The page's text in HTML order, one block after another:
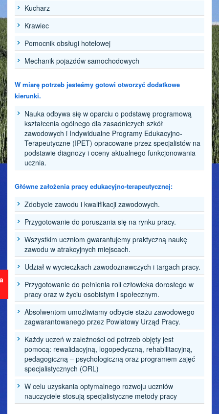
Kucharz
Krawiec
Pomocnik obsługi hotelowej
Mechanik pojazdów samochodowych
W miarę potrzeb jesteśmy gotowi otworzyć dodatkowe
kierunki.
Nauka odbywa się w oparciu o podstawę programową
kształcenia ogólnego dla zasadniczych szkół
zawodowych i Indywidualne Programy Edukacyjno-
Terapeutyczne (IPET) opracowane przez specjalistów na
podstawie diagnozy i oceny aktualnego funkcjonowania
ucznia.
Główne założenia pracy edukacyjno-terapeutycznej:
Zdobycie zawodu i kwalifikacji zawodowych.
Przygotowanie do poruszania się na rynku pracy.
Wszystkim uczniom gwarantujemy praktyczną naukę
zawodu w atrakcyjnych miejscach.
Udział w wycieczkach zawodoznawczych i targach pracy.
Przygotowanie do pełnienia roli człowieka dorosłego w
pracy oraz w życiu osobistym i społecznym.
Absolwentom umożliwiamy odbycie stażu zawodowego
zagwarantowanego przez Powiatowy Urząd Pracy.
Każdy uczeń w zależności od potrzeb objęty jest
pomocą: rewalidacyjną, logopedyczną, rehabilitacyjną,
pedagogiczną – psychologiczną oraz programem zajęć
specjalistycznych (ORL)
W celu uzyskania optymalnego rozwoju uczniów
nauczyciele stosują specjalistyczne metody pracy